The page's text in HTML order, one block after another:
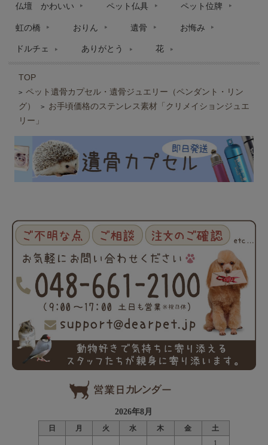
仏壇 かわいい ペット仏具 ペット位牌
虹の橋 おりん 遺骨 お悔み
ドルチェ ありがとう 花
TOP
> ペット遺骨カプセル・遺骨ジュエリー（ペンダント・リン
グ）
>
お手頃価格のステンレス素材「クリメイションジュエ
リー」